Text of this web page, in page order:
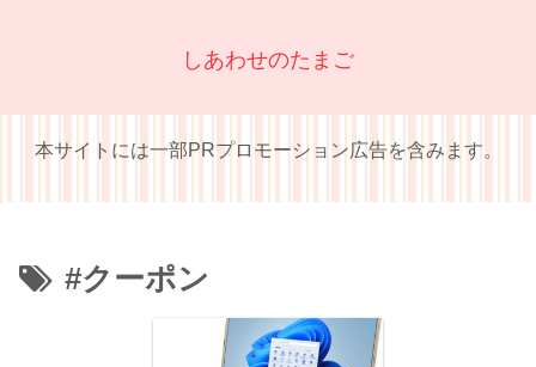
しあわせのたまご
本サイトには一部PRプロモーション広告を含みます。
#クーポン